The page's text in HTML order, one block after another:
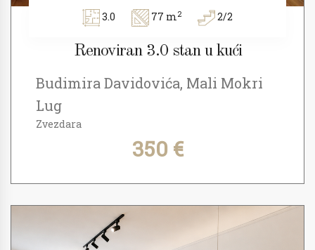
3.0 77 m2 2/2
Renoviran 3.0 stan u kući
Budimira Davidovića, Mali Mokri
Lug
Zvezdara
350 €